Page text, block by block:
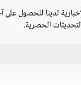
لدينا للحصول على
الحصرية.